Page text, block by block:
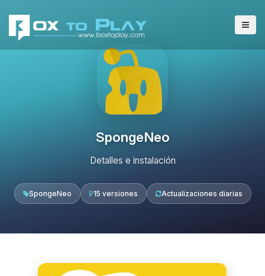
SpongeNeo
Detalles e instalación
SpongeNeo 15 versiones Actualizaciones diarias